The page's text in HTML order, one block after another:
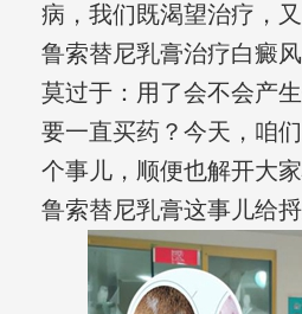
病，我们既渴望治疗，
鲁索替尼乳膏治疗白癜
莫过于：用了会不会产
要一直买药？今天，咱
个事儿，顺便也解开大
鲁索替尼乳膏这事儿给捋